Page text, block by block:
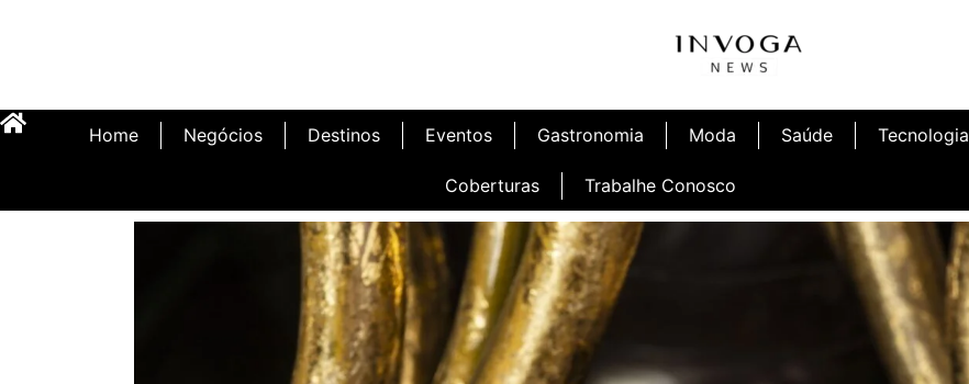
Home Negócios Destinos Eventos Gastronomia Moda Saúde Tecnologia
Coberturas Trabalhe Conosco
Inauguração Illa Café Inauguração Ninetto Fortaleza